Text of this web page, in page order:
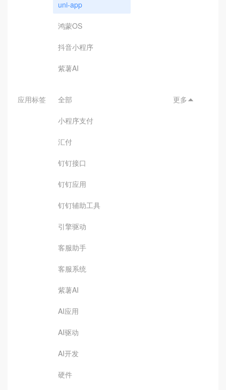
uni-app
鸿蒙OS
抖音小程序
紫薯AI
应用标签 全部
小程序支付
汇付
钉钉接口
钉钉应用
钉钉辅助工具
引擎驱动
客服助手
客服系统
紫薯AI
AI应用
AI驱动
AI开发
硬件
更多 